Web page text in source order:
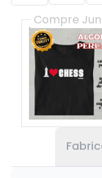
Compre